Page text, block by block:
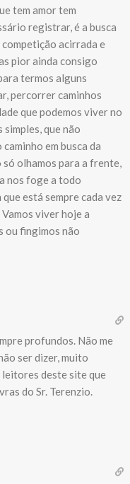
tem amor tem
registrar, é a busca
acirrada e
pior ainda consigo
termos alguns
percorrer caminhos
que podemos viver no
simples, que não
em busca da
só olhamos para a frente,
nos foge a todo
está sempre cada vez
viver hoje a
ou fingimos não
profundos. Não me
ser dizer, muito
deste site que
do Sr. Terenzio.